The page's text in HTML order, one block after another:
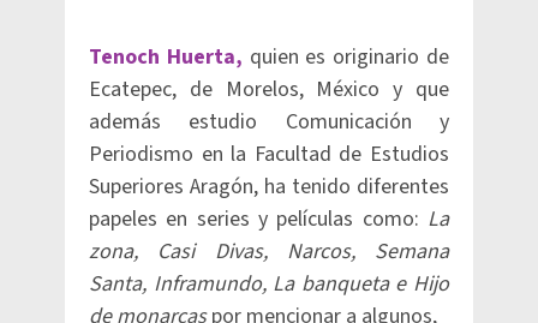
Tenoch Huerta, quien es originario de
Ecatepec, de Morelos, México y que
además estudio Comunicación y
Periodismo en la Facultad de Estudios
Superiores Aragón, ha tenido diferentes
papeles en series y películas como: La
zona, Casi Divas, Narcos, Semana
Santa, Inframundo, La banqueta e Hijo
de monarcaspor mencionar a algunos,